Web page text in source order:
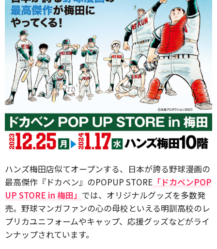
ハンズ梅田店似てオープンする、日本が誇る野球漫画の
最高傑作『ドカベン』のPOPUP STORE 「ドカベンPOP
UP STORE in 梅田」 では、オリジナルグッズを多数発
売。野球マンガファンの心の母校といえる明訓高校のレ
プリカユニフォームやキャップ、応援グッズなどがライ
ンナップされています。